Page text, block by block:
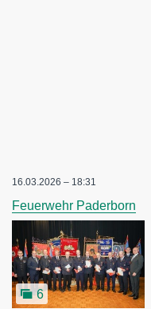
16.03.2026 – 18:31
Feuerwehr Paderborn
6